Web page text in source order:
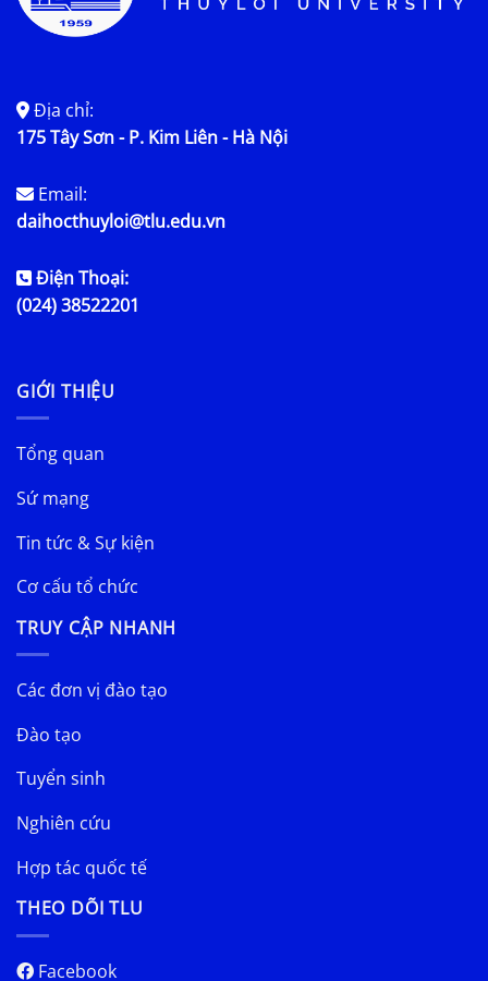
Địa chỉ:
175 Tây Sơn - P. Kim Liên - Hà Nội
Email:
daihocthuyloi@tlu.edu.vn
Điện Thoại:
(024) 38522201
GIỚI THIỆU
Tổng quan
Sứ mạng
Tin tức & Sự kiện
Cơ cấu tổ chức
TRUY CẬP NHANH
Các đơn vị đào tạo
Đào tạo
Tuyển sinh
Nghiên cứu
Hợp tác quốc tế
THEO DÕI TLU
Facebook